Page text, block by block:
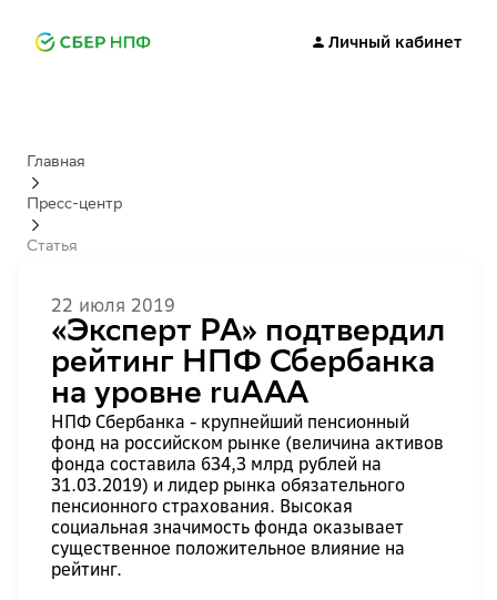
Личный кабинет
Главная
Пресс-центр
Статья
22 июля 2019
«Эксперт РА» подтвердил
рейтинг НПФ Сбербанка
на уровне ruAAА
НПФ Сбербанка - крупнейший пенсионный
фонд на российском рынке (величина активов
фонда составила 634,3 млрд рублей на
31.03.2019) и лидер рынка обязательного
пенсионного страхования. Высокая
социальная значимость фонда оказывает
существенное положительное влияние на
рейтинг.